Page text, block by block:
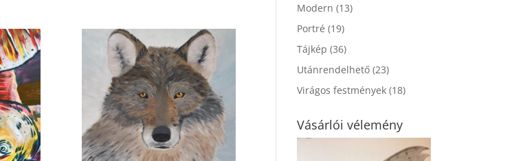
Modern (13)
Portré (19)
Tájkép (36)
Utánrendelhető (23)
Virágos festmények (18)
Vásárlói vélemény